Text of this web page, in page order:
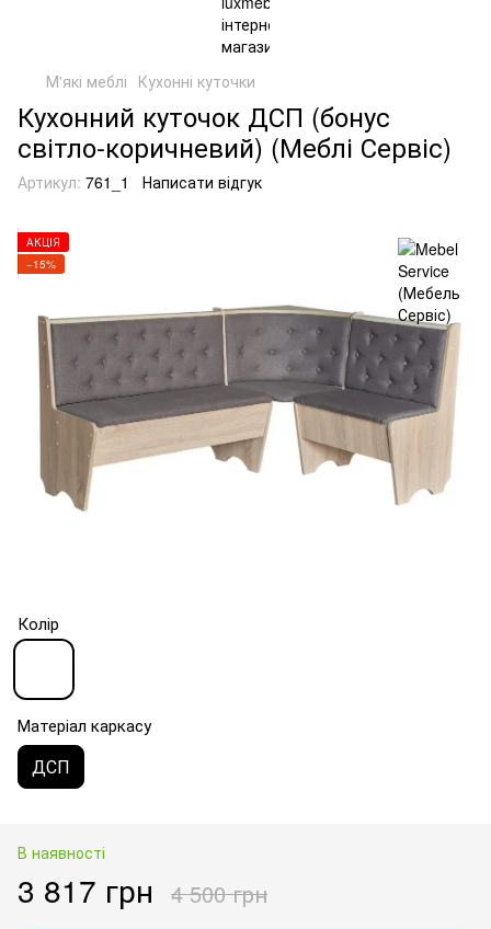
М'які меблі Кухонні куточки
Кухонний куточок ДСП (бонус
світло-коричневий) (Меблі Сервіс)
Артикул: 761_1 Написати відгук
АКЦІЯ
−15%
Колір
Матеріал каркасу
ДСП
В наявності
3 817 грн 4 500 грн